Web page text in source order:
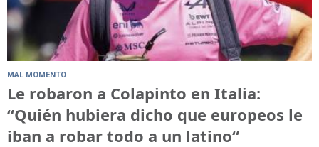
MAL MOMENTO
Le robaron a Colapinto en Italia:
“Quién hubiera dicho que europeos le
iban a robar todo a un latino“